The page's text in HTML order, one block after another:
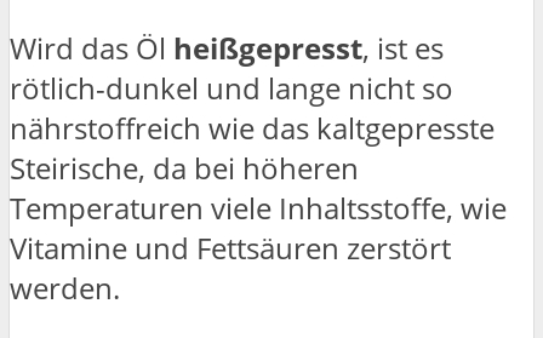
Wird das Öl heißgepresst, ist es
rötlich-dunkel und lange nicht so
nährstoffreich wie das kaltgepresste
Steirische, da bei höheren
Temperaturen viele Inhaltsstoffe, wie
Vitamine und Fettsäuren zerstört
werden.